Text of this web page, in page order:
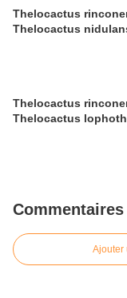
Thelocactus
Thelocactus
Thelocactus
Thelocactus
Commentaires
Ajouter